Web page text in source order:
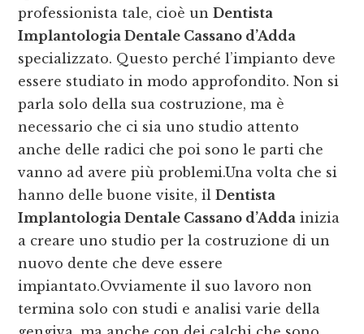
professionista tale, cioè unDentista
Implantologia Dentale Cassano d’Adda
specializzato. Questo perché l’impianto deve
essere studiato in modo approfondito. Non si
parla solo della sua costruzione, ma è
necessario che ci sia uno studio attento
anche delle radici che poi sono le parti che
vanno ad avere più problemi.Una volta che si
hanno delle buone visite, ilDentista
Implantologia Dentale Cassano d’Adda inizia
a creare uno studio per la costruzione di un
nuovo dente che deve essere
impiantato.Ovviamente il suo lavoro non
termina solo con studi e analisi varie della